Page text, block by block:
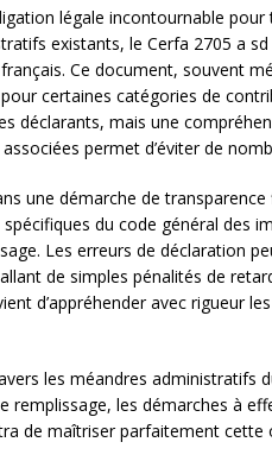
légale incontournable
existants, le Cerfa 2705 a
Ce document, souvent
certaines catégories de
déclarants, mais une
permet d’éviter de
une démarche de
du code général des
Les erreurs de déclaration
de simples pénalités de
d’appréhender avec rigueur
les méandres administratifs
les démarches à
de maîtriser parfaitement cette